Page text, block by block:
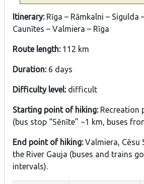
Itinerary: Rīga – Rāmkalni – Sigulda
Caunītes – Valmiera – Rīga
Route length: 112 km
Duration: 6 days
Difficulty level: difficult
Starting point of hiking:Recreation
(bus stop “Sēnīte” ~1 km, buses
End point of hiking:Valmiera, Cēsu
the River Gauja (buses and trains
intervals).